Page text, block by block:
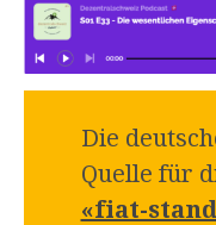
Die
Quelle für
«fiat-